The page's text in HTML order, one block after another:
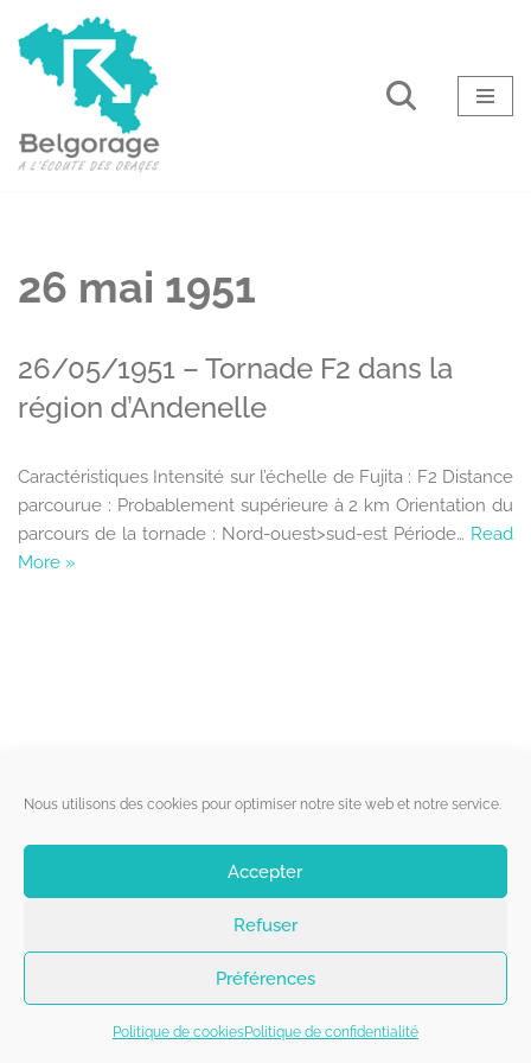
Nous utilisons des cookies pour optimiser notre site web et notre service.
Accepter
Refuser
Préférences
Politique de cookiesPolitique de confidentialité
Aller
26 mai 1951
26/05/1951 – Tornade F2 dans la
région d’Andenelle
Caractéristiques Intensité sur l’échelle de Fujita : F2 Distance
parcourue : Probablement supérieure à 2 km Orientation du
parcours de la tornade : Nord-ouest>sud-est Période… Read
More »
Liens utiles
Qui sommes-nous ?
Politique de cookies
Copyright 2026 - Belgorage